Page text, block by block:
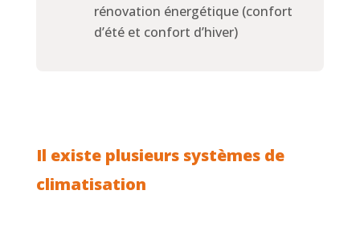
rénovation énergétique (confort
d’été et confort d’hiver)
Il existe plusieurs systèmes de
climatisation